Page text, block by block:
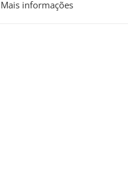
Mais informações